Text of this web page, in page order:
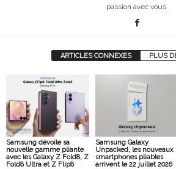
passion avec vous.
ARTICLES CONNEXES PLUS
Samsung dévoile sa
nouvelle gamme pliante
avec les Galaxy Z Fold8, Z
Fold8 Ultra et Z Flip8
Samsung Galaxy
Unpacked, les nouveaux
smartphones pliables
arrivent le 22 juillet 2026